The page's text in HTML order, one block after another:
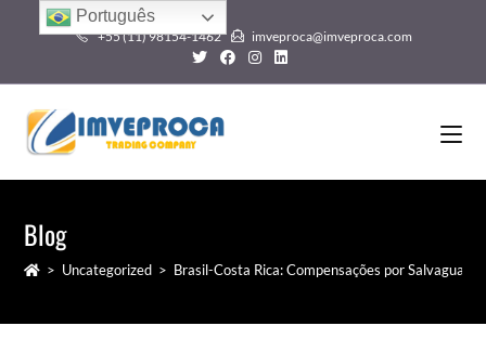
+55 (11) 98154-1462 imveproca@imveproca.com
Blog
> Uncategorized > Brasil-Costa Rica: Compensações por
Português